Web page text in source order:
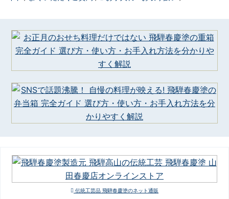
伝統工芸品 飛騨春慶塗のネット通販